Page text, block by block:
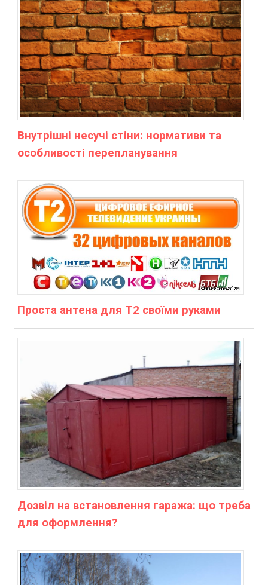
Внутрішні несучі стіни: нормативи та
особливості перепланування
Проста антена для Т2 своїми руками
Дозвіл на встановлення гаража: що треба
для оформлення?